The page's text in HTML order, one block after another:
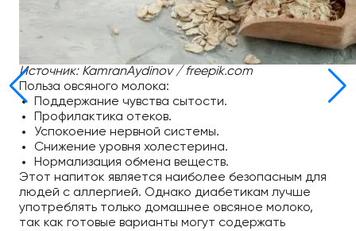
Источник: KamranAydinov / freepik.com
Польза овсяного молока:
Поддержание чувства сытости.
Профилактика отеков.
Успокоение нервной системы.
Снижение уровня холестерина.
Нормализация обмена веществ.
Этот напиток является наиболее безопасным для
людей с аллергией. Однако диабетикам лучше
употреблять только домашнее овсяное молоко,
так как готовые варианты могут содержать